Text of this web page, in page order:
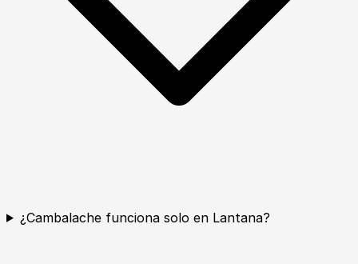
¿Cambalache funciona solo en Lantana?